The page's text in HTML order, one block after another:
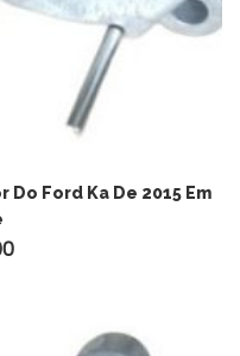
Ford Ka De 2015 Em